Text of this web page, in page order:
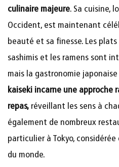
culinaire majeure. Sa cuisine,
Occident, est maintenant
beauté et sa finesse. Les plats
sashimis et les ramens sont
mais la gastronomie
kaiseki incarne une
repas, réveillant les sens à
également de nombreux
particulier à Tokyo,
du monde.